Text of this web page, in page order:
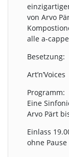
von Arvo
alle a-
Besetzung:
Art’n’Voices
Programm:
Eine
Arvo Pärt
Einlass
ohne Pause